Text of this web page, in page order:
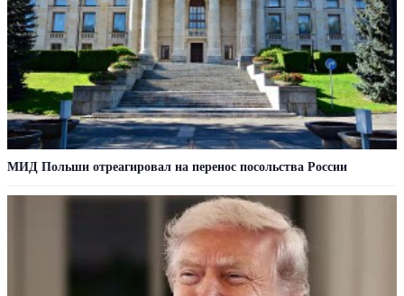
МИД Польши отреагировал на перенос посольства России